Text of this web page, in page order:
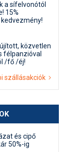
a sífelvonótól
15%
közvetlen
félpanzióval
/fő /éj!
szállásakciók
és cipő
50%-ig